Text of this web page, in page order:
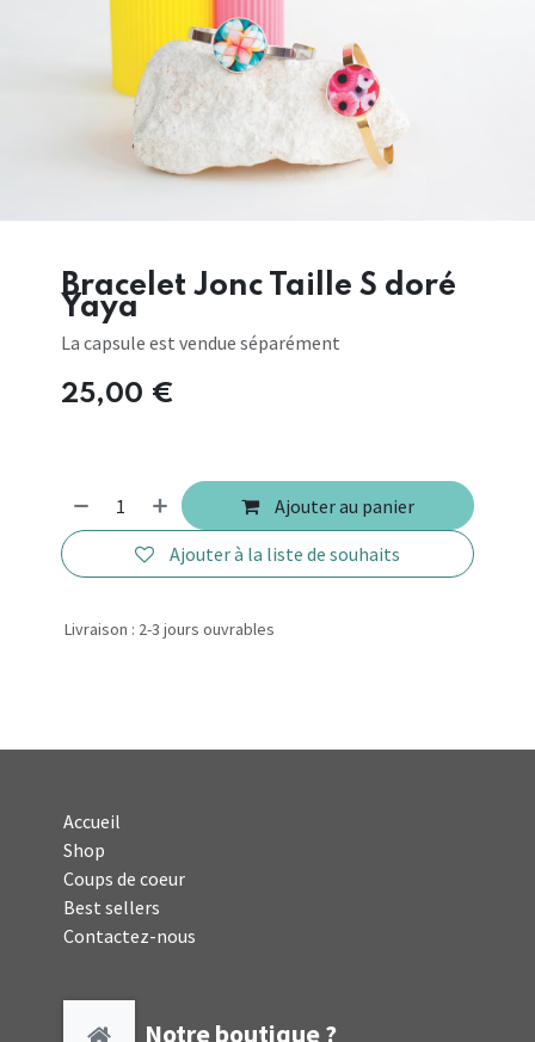
Bracelet Jonc Taille S doré
Yaya
La capsule est vendue séparément
25,00 €
Ajouter au panier
Ajouter à la liste de souhaits
Livraison : 2-3 jours ouvrables
Accueil
Shop
Coups de coeur
Best sellers
Contactez-nous
Notre boutique ?